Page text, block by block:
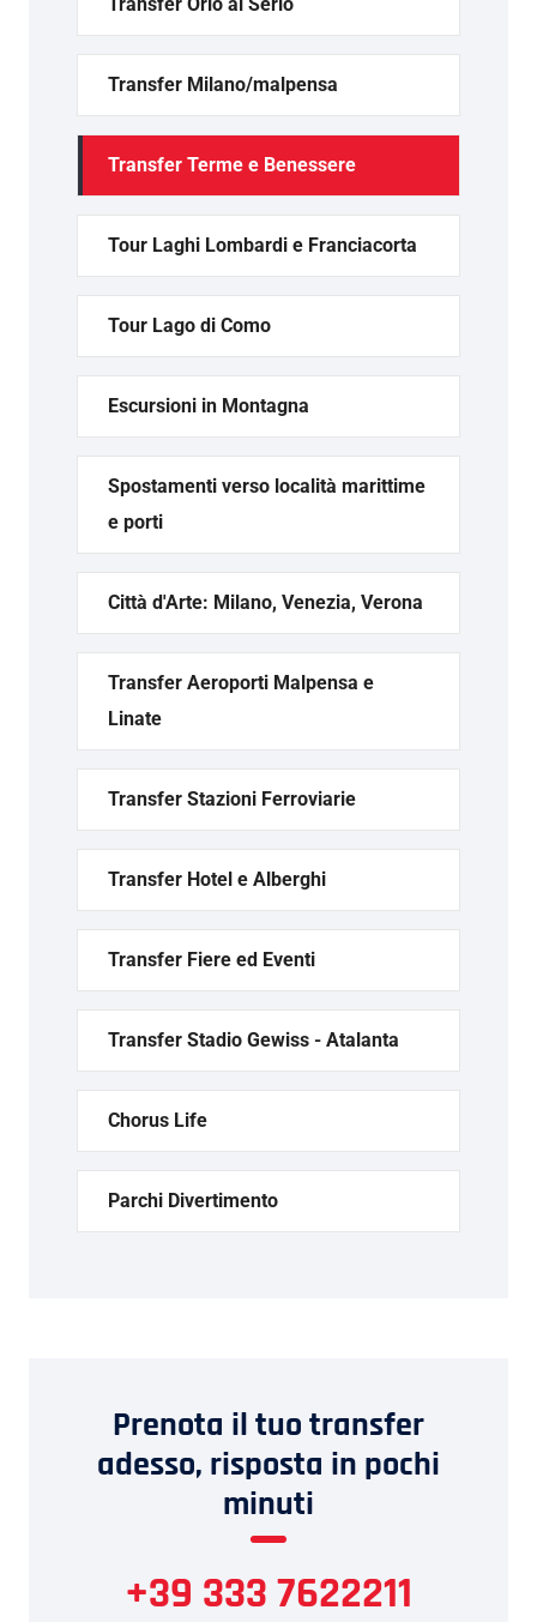
Transfer Milano/malpensa
Transfer Terme e Benessere
Tour Laghi Lombardi e Franciacorta
Tour Lago di Como
Escursioni in Montagna
Spostamenti verso località marittime
e porti
Città d'Arte: Milano, Venezia, Verona
Transfer Aeroporti Malpensa e
Linate
Transfer Stazioni Ferroviarie
Transfer Hotel e Alberghi
Transfer Fiere ed Eventi
Transfer Stadio Gewiss - Atalanta
Chorus Life
Parchi Divertimento
Prenota il tuo transfer
adesso, risposta in pochi
minuti
+39 333 7622211